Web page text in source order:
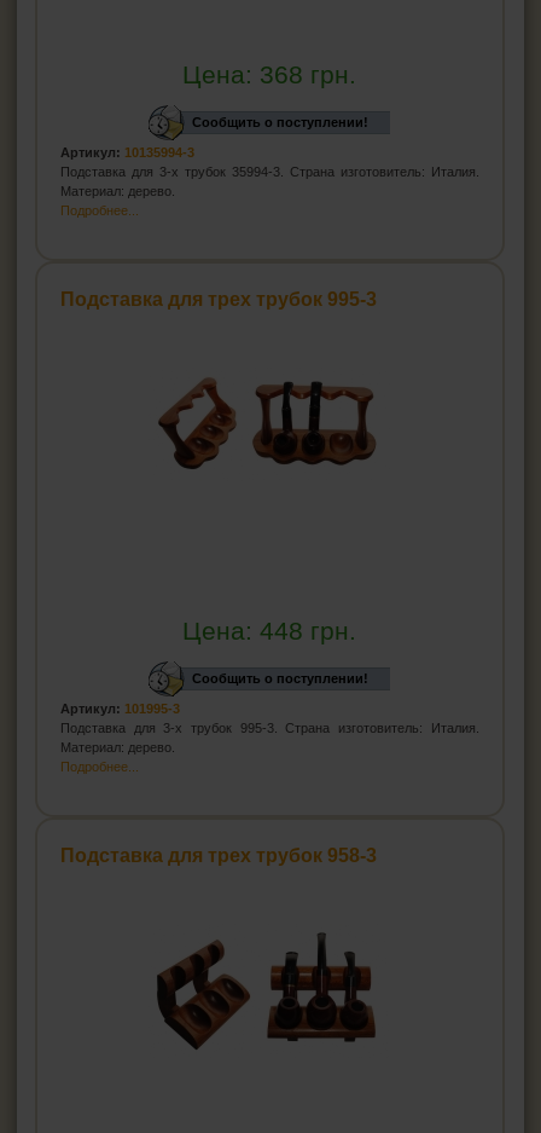
Цена: 368 грн.
Сообщить о поступлении!
Артикул: 10135994-3
Подставка для 3-х трубок 35994-3. Страна изготовитель: Италия.
Материал: дерево.
Подробнее...
Подставка для трех трубок 995-3
Цена:448 грн.
Сообщить о поступлении!
Артикул: 101995-3
Подставка для 3-х трубок 995-3. Страна изготовитель: Италия.
Материал: дерево.
Подробнее...
Подставка для трех трубок 958-3